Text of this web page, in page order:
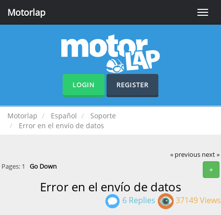
Toggle
Motorlap
LOGIN REGISTER
Motorlap Español
Soporte
Error en el envío de datos
« previous next »
+
Pages: 1 Go Down
Error en el envío de datos
6 Replies 37149 Views